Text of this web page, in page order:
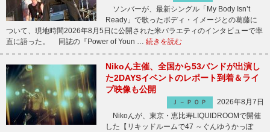
ソンバーが、最新シングル「My Body Isn’t
Ready」で歌ったボディ・イメージとの葛藤に
ついて、現地時間2026年8月5日に公開された米バラエティのインタビューで率
直に語った。 同誌の『Power of Youn … 続きを読む
Nikoん主催、全国から53バンドが出演し
た2DAYSイベントのレポート到着＆ライ
ブ映像も公開
Ｊ－ＰＯＰ
2026年8月7日
Nikoんが、東京・恵比寿LIQUIDROOMで開催
した【リキッドルームで47 ～ぐんゆうかっぽ